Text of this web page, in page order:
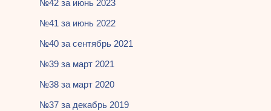
№42 за июнь 2023
№41 за июнь 2022
№40 за сентябрь 2021
№39 за март 2021
№38 за март 2020
№37 за декабрь 2019